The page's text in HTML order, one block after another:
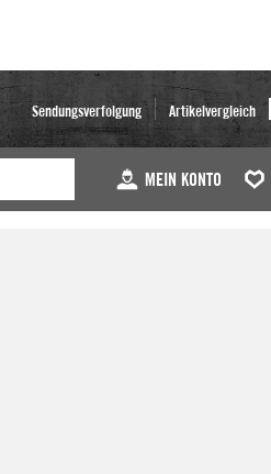
Sendungsverfolgung Artikelvergleich
MEIN KONTO